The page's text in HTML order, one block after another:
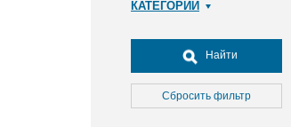
КАТЕГОРИИ
Досуг, туризм и отдых
Культура
Медицина
Найти
Сбросить фильтр